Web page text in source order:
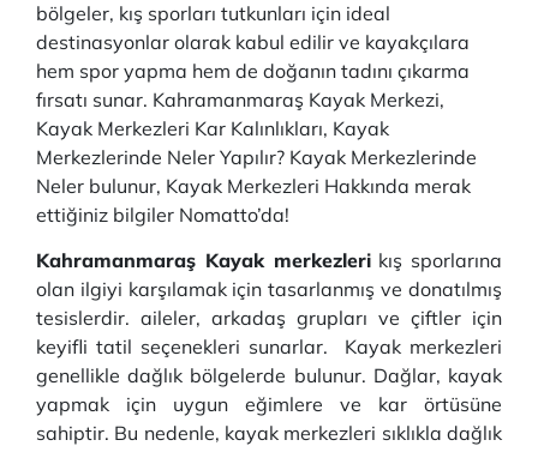
bölgeler, kış sporları tutkunları için ideal
destinasyonlar olarak kabul edilir ve kayakçılara
hem spor yapma hem de doğanın tadını çıkarma
fırsatı sunar. Kahramanmaraş Kayak Merkezi,
Kayak Merkezleri Kar Kalınlıkları, Kayak
Merkezlerinde Neler Yapılır? Kayak Merkezlerinde
Neler bulunur, Kayak Merkezleri Hakkında merak
ettiğiniz bilgiler Nomatto’da!
Kahramanmaraş Kayak merkezlerikış sporlarına
olan ilgiyi karşılamak için tasarlanmış ve donatılmış
tesislerdir. aileler, arkadaş grupları ve çiftler için
keyifli tatil seçenekleri sunarlar. Kayak merkezleri
genellikle dağlık bölgelerde bulunur. Dağlar, kayak
yapmak için uygun eğimlere ve kar örtüsüne
sahiptir. Bu nedenle, kayak merkezleri sıklıkla dağlık